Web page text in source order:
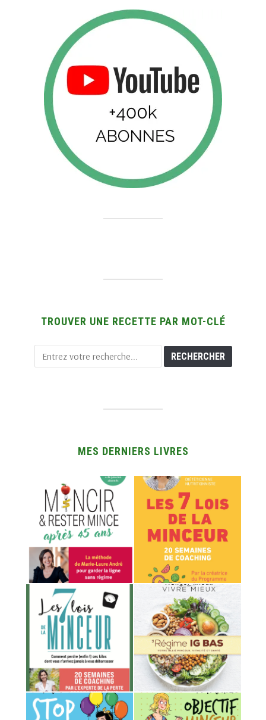
TROUVER UNE RECETTE PAR MOT-CLÉ
MES DERNIERS LIVRES